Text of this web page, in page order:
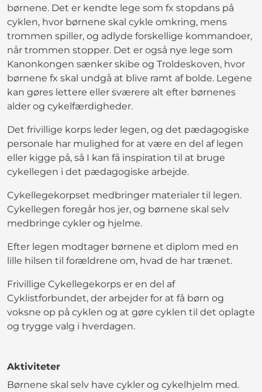
børnene. Det er kendte lege som fx stopdans på
cyklen, hvor børnene skal cykle omkring, mens
trommen spiller, og adlyde forskellige kommandoer,
når trommen stopper. Det er også nye lege som
Kanonkongen sænker skibe og Troldeskoven, hvor
børnene fx skal undgå at blive ramt af bolde. Legene
kan gøres lettere eller sværere alt efter børnenes
alder og cykelfærdigheder.
Det frivillige korps leder legen, og det pædagogiske
personale har mulighed for at være en del af legen
eller kigge på, så I kan få inspiration til at bruge
cykellegen i det pædagogiske arbejde.
Cykellegekorpset medbringer materialer til legen.
Cykellegen foregår hos jer, og børnene skal selv
medbringe cykler og hjelme.
Efter legen modtager børnene et diplom med en
lille hilsen til forældrene om, hvad de har trænet.
Frivillige Cykellegekorps er en del af
Cyklistforbundet, der arbejder for at få børn og
voksne op på cyklen og at gøre cyklen til det oplagte
og trygge valg i hverdagen.
Aktiviteter
Børnene skal selv have cykler og cykelhjelm med.